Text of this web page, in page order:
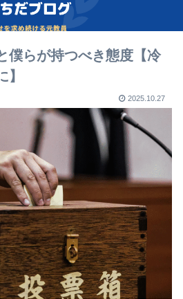
僕らが持つべき態度【冷
2025.10.27